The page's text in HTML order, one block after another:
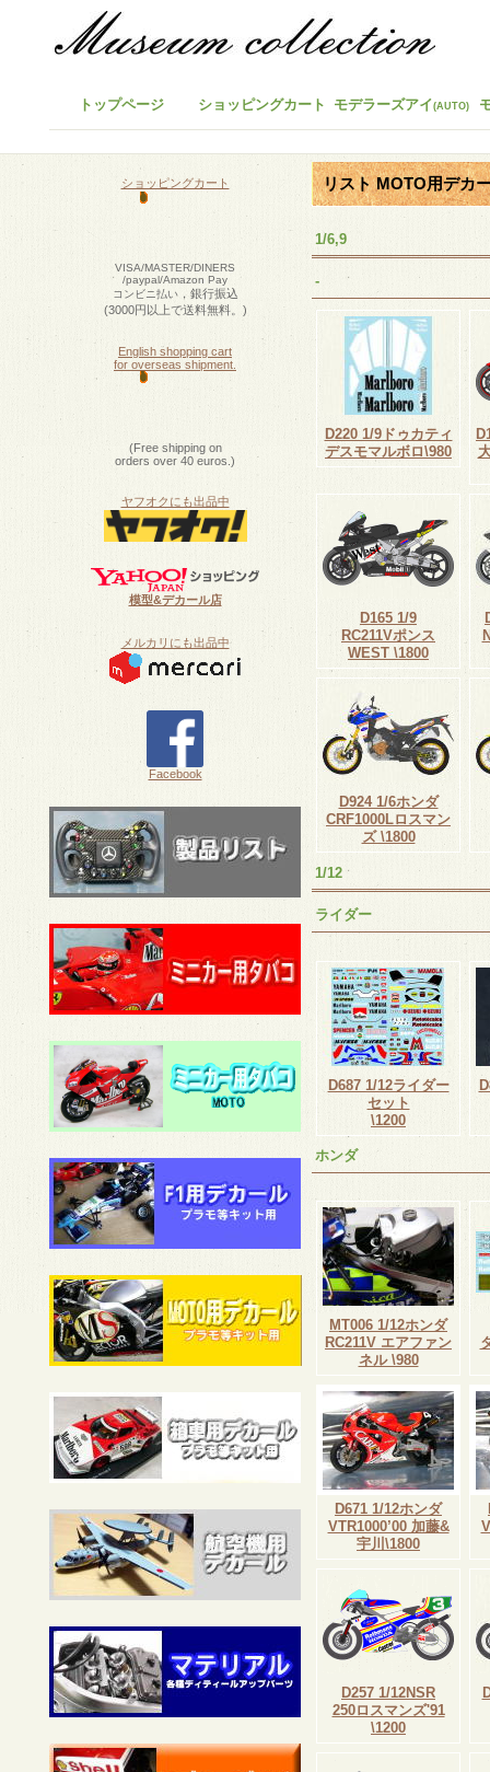
リスト MOTO用デカ
1/6,9
-
D220 1/9ドゥカティ
デスモマルボロ\980
D165 1/9
RC211Vポンス
WEST \1800
D924 1/6ホンダ
CRF1000Lロスマン
ズ \1800
1/12
ライダー
D687 1/12ライダー
セット
\1200
ホンダ
MT006 1/12ホンダ
RC211V エアファン
ネル \980
D671 1/12ホンダ
VTR1000’00 加藤&
宇川\1800
D257 1/12NSR
250ロスマンズ'91
\1200
トップページ ショッピングカート モデラーズアイ(AUTO)
ショッピングカート
VISA/MASTER/DINERS
/paypal/Amazon Pay
コンビニ払い，銀行振込
(3000円以上で送料無料。)
English shopping cart
for overseas shipment.
(Free shipping on
orders over 40 euros.)
ヤフオクにも出品中
模型&デカール店
メルカリにも出品中
Facebook